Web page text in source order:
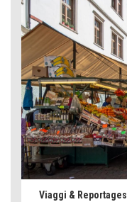
Viaggi & Reportages